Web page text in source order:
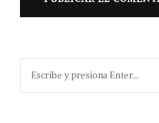
¿Buscas